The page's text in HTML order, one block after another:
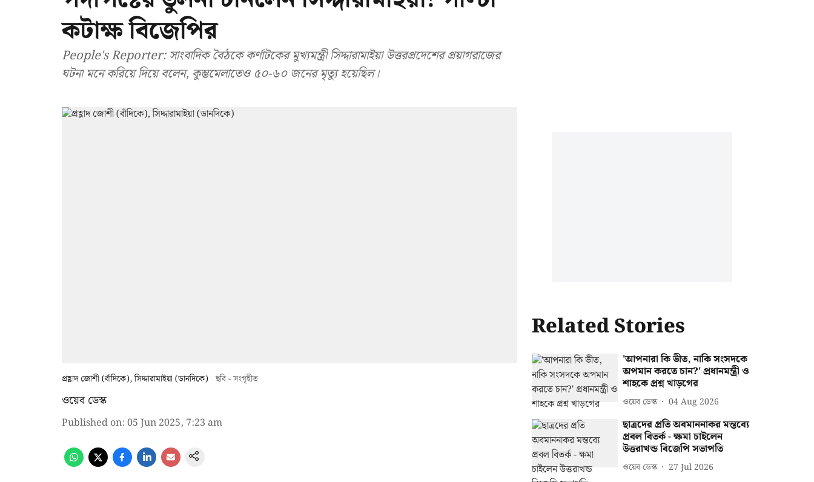
কটাক্ষ বিজেপির
People's Reporter: সাংবাদিক বৈঠকে কর্ণাটকের মুখ্যমন্ত্রী সিদ্দারামাইয়া উত্তরপ্রদেশের প্রয়াগরাজের
ঘটনা মনে করিয়ে দিয়ে বলেন, কুম্ভমেলাতেও ৫০-৬০ জনের মৃত্যু হয়েছিল।
প্রহ্লাদ জোশী (বাঁদিকে), সিদ্দারামাইয়া (ডানদিকে) ছবি - সংগৃহীত
ওয়েব ডেস্ক
Published on: 05 Jun 2025, 7:23 am
Related Stories
'আপনারা কি ভীত, নাকি সংসদকে
অপমান করতে চান?' প্রধানমন্ত্রী ও
শাহকে প্রশ্ন খাড়গের
ওয়েব ডেস্ক 04 Aug 2026
ছাত্রদের প্রতি অবমাননাকর মন্তব্যে
প্রবল বিতর্ক - ক্ষমা চাইলেন
উত্তরাখন্ড বিজেপি সভাপতি
ওয়েব ডেস্ক 27 Jul 2026